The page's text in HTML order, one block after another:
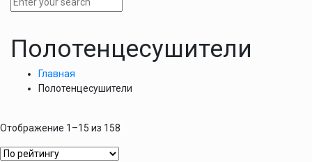
Полотенцесушители
Главная
Полотенцесушители
Отображение 1–15 из 158